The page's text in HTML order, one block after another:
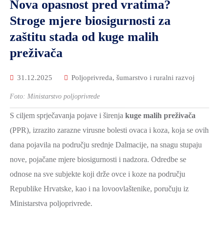
Nova opasnost pred vratima?
Stroge mjere biosigurnosti za
zaštitu stada od kuge malih
preživača
31.12.2025 Poljoprivreda, šumarstvo i ruralni razvoj
Foto: Ministarstvo poljoprivrede
S ciljem sprječavanja pojave i širenja kuge malih preživača
(PPR), izrazito zarazne virusne bolesti ovaca i koza, koja se ovih
dana pojavila na području srednje Dalmacije, na snagu stupaju
nove, pojačane mjere biosigurnosti i nadzora. Odredbe se
odnose na sve subjekte koji drže ovce i koze na području
Republike Hrvatske, kao i na lovoovlaštenike, poručuju iz
Ministarstva poljoprivrede.